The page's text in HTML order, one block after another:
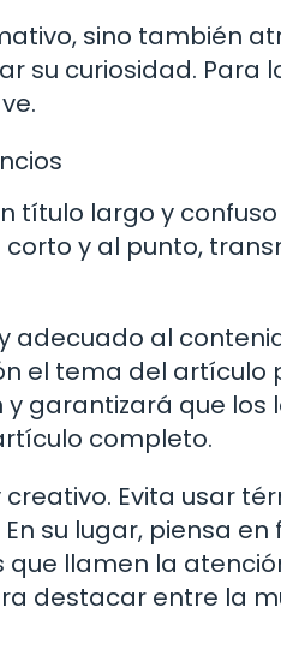
sino también
su curiosidad. Para
título largo y
y al punto,
adecuado al
el tema del artículo
garantizará que
completo.
Evita usar
su lugar, piensa
llamen la
destacar entre la